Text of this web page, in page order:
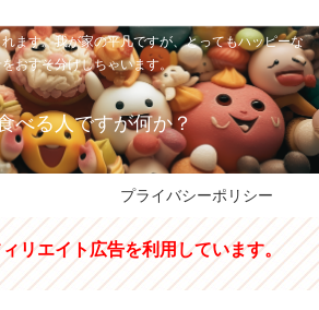
ます。我が家の平凡ですが、とってもハッピーな
おすそ分けしちゃいます。
べる人ですが何か？
プライバシーポリシー
リエイト広告を利用しています。